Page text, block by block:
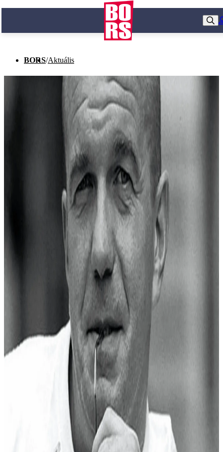
BORS/Aktuális